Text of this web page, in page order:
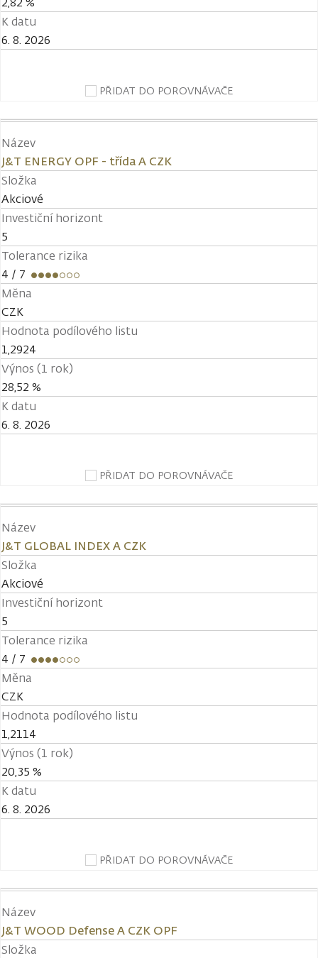
K datu
6. 8. 2026
PŘIDAT DO POROVNÁVAČE
Název
J&T ENERGY OPF - třída A CZK
Složka
Akciové
Investiční horizont
5
Tolerance rizika
4 / 7
Měna
CZK
Hodnota podílového listu
1,2924
Výnos (1 rok)
28,52 %
K datu
6. 8. 2026
PŘIDAT DO POROVNÁVAČE
Název
J&T GLOBAL INDEX A CZK
Složka
Akciové
Investiční horizont
5
Tolerance rizika
4 / 7
Měna
CZK
Hodnota podílového listu
1,2114
Výnos (1 rok)
20,35 %
K datu
6. 8. 2026
PŘIDAT DO POROVNÁVAČE
Název
J&T WOOD Defense A CZK OPF
Složka